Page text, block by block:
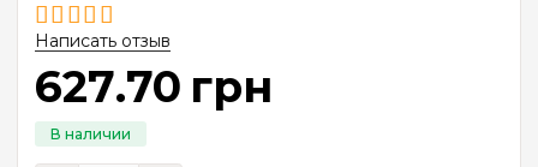
Написать отзыв
627.70 грн